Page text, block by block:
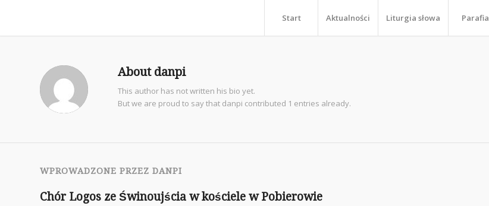
Start Aktualności Liturgia słowa Parafia
About danpi
This author has not written his bio yet.
But we are proud to say that danpi contributed 1 entries already.
WPROWADZONE PRZEZ DANPI
Chór Logos ze Świnoujścia w kościele w Pobierowie